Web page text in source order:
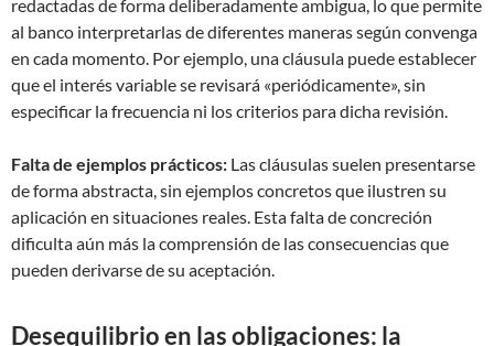
redactadas de forma deliberadamente ambigua, lo que permite
al banco interpretarlas de diferentes maneras según convenga
en cada momento. Por ejemplo, una cláusula puede establecer
que el interés variable se revisará «periódicamente», sin
especificar la frecuencia ni los criterios para dicha revisión.
Falta de ejemplos prácticos: Las cláusulas suelen presentarse
de forma abstracta, sin ejemplos concretos que ilustren su
aplicación en situaciones reales. Esta falta de concreción
dificulta aún más la comprensión de las consecuencias que
pueden derivarse de su aceptación.
Desequilibrio en las obligaciones: la